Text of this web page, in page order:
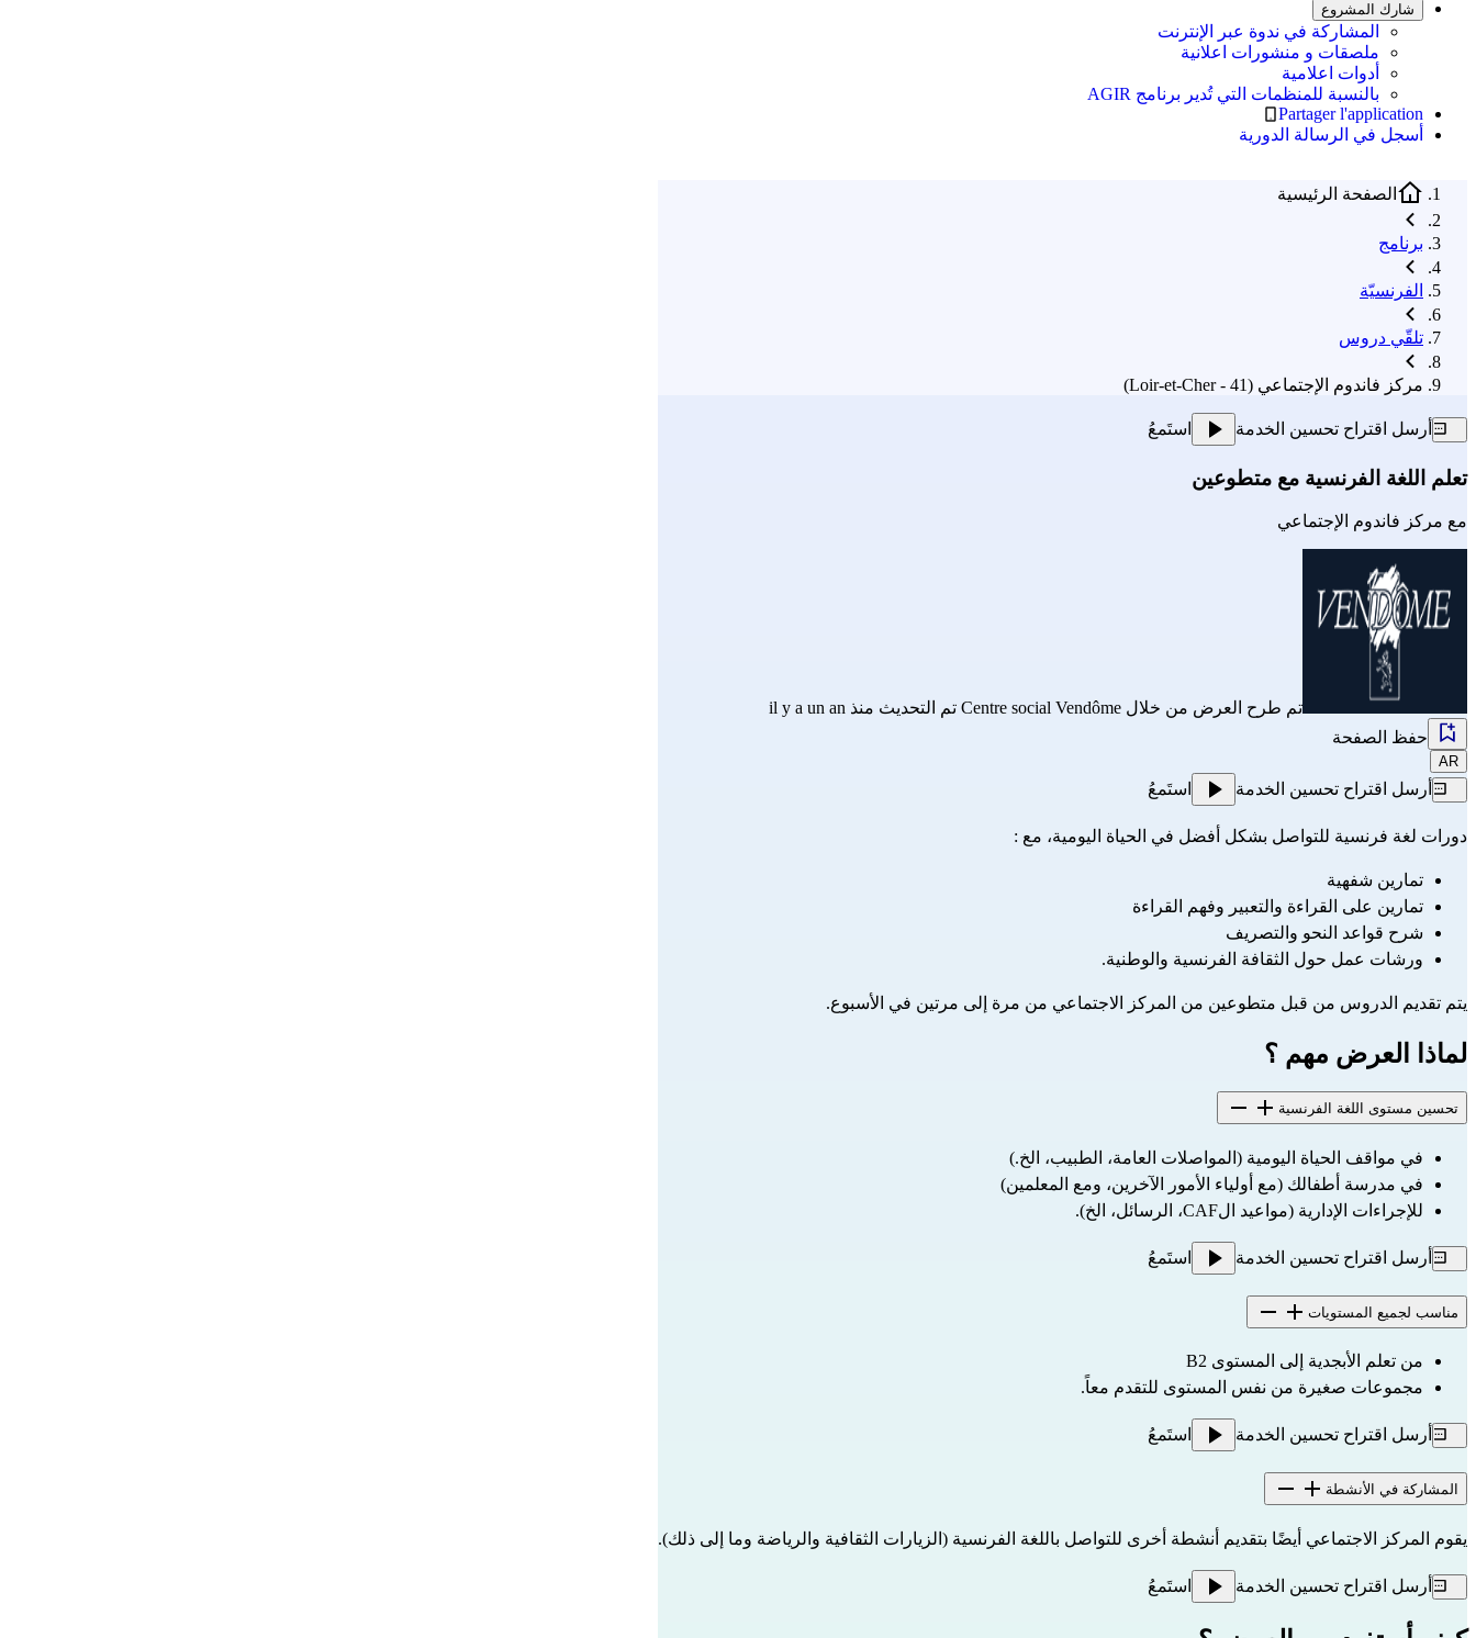
شارك المشروع
المشاركة في ندوة عبر الإنترنت
ملصقات و منشورات اعلانية
أدوات اعلامية
بالنسبة للمنظمات التي تُدير برنامج AGIR
Partager l'application
أسجل في الرسالة الدورية
الصفحة الرئيسية
برنامج
الفرنسيّة
تلقّي دروس
مركز فاندوم الإجتماعي (41 - Loir-et-Cher)
أرسل اقتراح تحسين الخدمة استَمعُ
تعلم اللغة الفرنسية مع متطوعين
مع مركز فاندوم الإجتماعي
تم طرح العرض من خلال Centre social Vendôme تم التحديث منذ il y a un an
حفظ الصفحة
AR
أرسل اقتراح تحسين الخدمة استَمعُ
دورات لغة فرنسية للتواصل بشكل أفضل في الحياة اليومية، مع :
تمارين شفهية
تمارين على القراءة والتعبير وفهم القراءة
شرح قواعد النحو والتصريف
ورشات عمل حول الثقافة الفرنسية والوطنية.
يتم تقديم الدروس من قبل متطوعين من المركز الاجتماعي من مرة إلى مرتين في الأسبوع.
لماذا العرض مهم ؟
تحسين مستوى اللغة الفرنسية
في مواقف الحياة اليومية (المواصلات العامة، الطبيب، الخ.)
في مدرسة أطفالك (مع أولياء الأمور الآخرين، ومع المعلمين)
للإجراءات الإدارية (مواعيد الCAF، الرسائل، الخ).
أرسل اقتراح تحسين الخدمة استَمعُ
مناسب لجميع المستويات
من تعلم الأبجدية إلى المستوى B2
مجموعات صغيرة من نفس المستوى للتقدم معاً.
أرسل اقتراح تحسين الخدمة استَمعُ
المشاركة في الأنشطة
يقوم المركز الاجتماعي أيضًا بتقديم أنشطة أخرى للتواصل باللغة الفرنسية (الزيارات الثقافية والرياضة وما إلى ذلك).
أرسل اقتراح تحسين الخدمة استَمعُ